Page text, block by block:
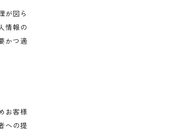
が図ら
情報の
かつ適
お客様
への提